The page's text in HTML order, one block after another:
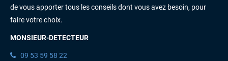
de vous apporter tous les conseils dont vous avez besoin, pour
faire votre choix.
MONSIEUR-DETECTEUR
09 53 59 58 22